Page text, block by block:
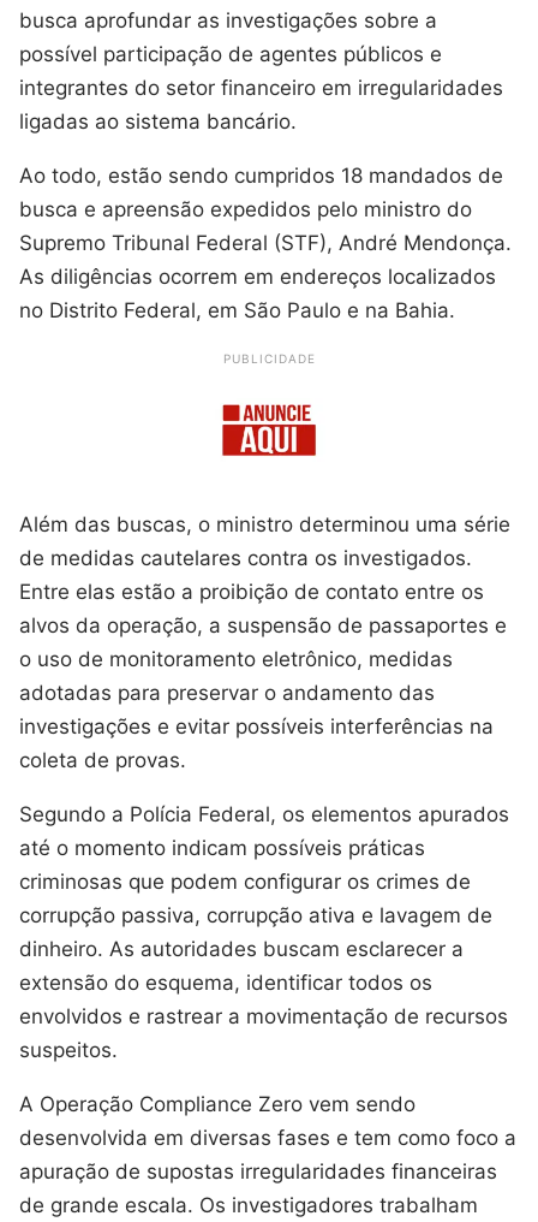
busca aprofundar as investigações sobre a
possível participação de agentes públicos e
integrantes do setor financeiro em irregularidades
ligadas ao sistema bancário.
Ao todo, estão sendo cumpridos 18 mandados de
busca e apreensão expedidos pelo ministro do
Supremo Tribunal Federal (STF), André Mendonça.
As diligências ocorrem em endereços localizados
no Distrito Federal, em São Paulo e na Bahia.
PUBLICIDADE
Além das buscas, o ministro determinou uma série
de medidas cautelares contra os investigados.
Entre elas estão a proibição de contato entre os
alvos da operação, a suspensão de passaportes e
o uso de monitoramento eletrônico, medidas
adotadas para preservar o andamento das
investigações e evitar possíveis interferências na
coleta de provas.
Segundo a Polícia Federal, os elementos apurados
até o momento indicam possíveis práticas
criminosas que podem configurar os crimes de
corrupção passiva, corrupção ativa e lavagem de
dinheiro. As autoridades buscam esclarecer a
extensão do esquema, identificar todos os
envolvidos e rastrear a movimentação de recursos
suspeitos.
A Operação Compliance Zero vem sendo
desenvolvida em diversas fases e tem como foco a
apuração de supostas irregularidades financeiras
de grande escala. Os investigadores trabalham